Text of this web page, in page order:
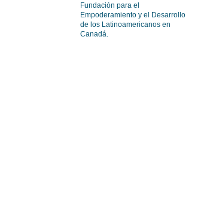
Fundación para el
Empoderamiento y el Desarrollo
de los Latinoamericanos en
Canadá.